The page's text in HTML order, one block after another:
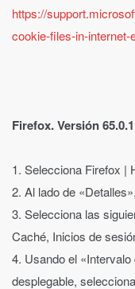
https://
cookie-files-in-internet-
Firefox. Versión 65.0.1
1. Selecciona Firefox |
2. Al lado de
3. Selecciona las
Caché, Inicios de
4. Usando el
desplegable,